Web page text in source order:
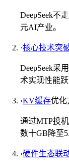
DeepSeek不
元AI产业。
·核心技术突
DeepSeek采用
术实现性能跃
›KV缓存优化
通过MTP投
数十GB降至
›硬件生态联